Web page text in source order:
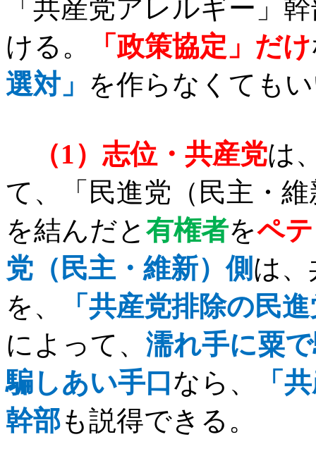
「共産党アレルギー」
ける。
「政策協定」だけ
選対」 を作らなくても
（1）志位・共産党は
て、「民進党（民主・
を結んだと 有権者をペ
党（民主・維新）側 は
を、
「共産党排除の民
によって、 濡れ手に粟
騙しあい手口 なら、
「
幹部も説得できる。